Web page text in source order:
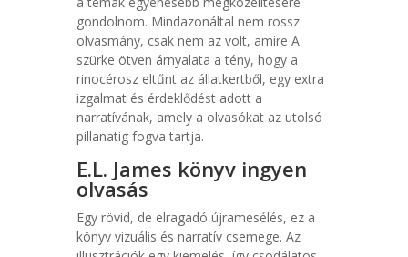
gondolnom. Mindazonáltal nem rossz
olvasmány, csak nem az volt, amire A
szürke ötven árnyalata a tény, hogy a
rinocérosz eltűnt az állatkertből, egy extra
izgalmat és érdeklődést adott a
narratívának, amely a olvasókat az utolsó
pillanatig fogva tartja.
E.L. James könyv ingyen
olvasás
Egy rövid, de elragadó újramesélés, ez a
könyv vizuális és narratív csemege. Az